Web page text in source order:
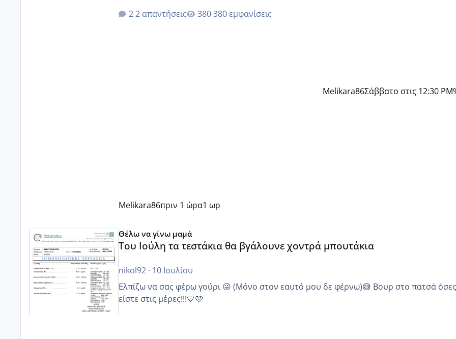
2 απαντήσεις 380 εμφανίσεις
Melikara86Σάββατο στις 12:30 PM
Melikara86πριν 1 ώρα1 ωρ
Θέλω να γίνω μαμά
Του Ιούλη τα τεστάκια θα βγάλουνε χοντρά μπουτάκια
nikol92· 10 Ιουλίου
Ελπίζω να σας φέρω γούρι 😜 (Μόνο στον εαυτό μου δε φέρνω)😅 Βουρ στο πατσά όσες
είστε στις μέρες!!!💙🩷